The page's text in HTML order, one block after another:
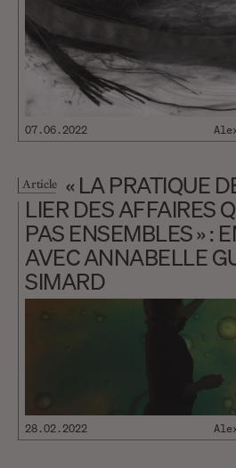
07.06.2022
Article « LA PRATIQUE
LIER DES AFFAIRES
PAS ENSEMBLES » :
AVEC ANNABELLE
SIMARD
28.02.2022